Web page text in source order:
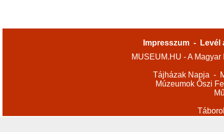
Impresszum -
Levél
MUSEUM.HU - A
Tájházak Napja -
Múzeumok Őszi